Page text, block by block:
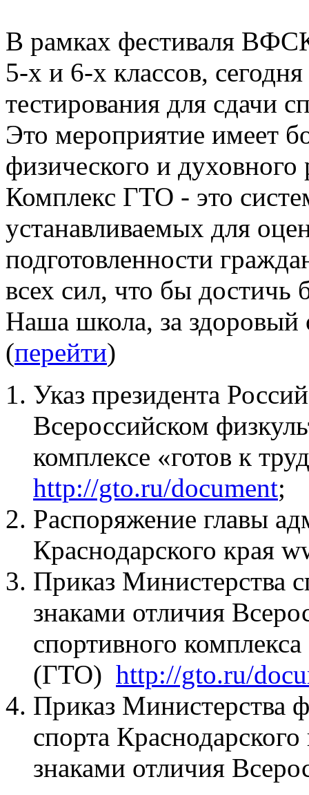
В рамках фестиваля
5-х и 6-х классов,
тестирования для сдачи
Это мероприятие имеет
физического и
Комплекс ГТО - это
устанавливаемых для
подготовленности
всех сил, что бы достичь
Наша школа, за здоровый
(перейти)
Указ президента
Всероссийском
комплексе «готов к
http://gto.ru/document;
Распоряжение главы
Краснодарского края
Приказ Министерства
знаками отличия
спортивного
(ГТО) http://gto.ru/
Приказ Министерства
спорта
знаками отличия